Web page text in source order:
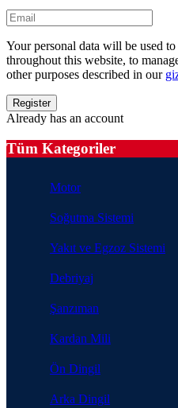
Your personal data will be used
throughout this website, to
other purposes described in our
Already has an account
Tüm Kategoriler
Motor
Soğutma Sistemi
Yakıt ve Egzoz Sistemi
Debriyaj
Şanzıman
Kardan Mili
Ön Dingil
Arka Dingil